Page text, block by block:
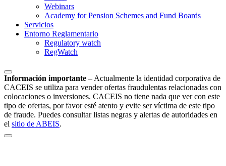
Webinars
Academy for Pension Schemes and Fund Boards
Servicios
Entorno Reglamentario
Regulatory watch
RegWatch
Información importante – Actualmente la identidad corporativa de
CACEIS se utiliza para vender ofertas fraudulentas relacionadas con
colocaciones o inversiones. CACEIS no tiene nada que ver con este
tipo de ofertas, por favor esté atento y evite ser víctima de este tipo
de fraude. Puedes consultar listas negras y alertas de autoridades en
el sitio de ABEIS.